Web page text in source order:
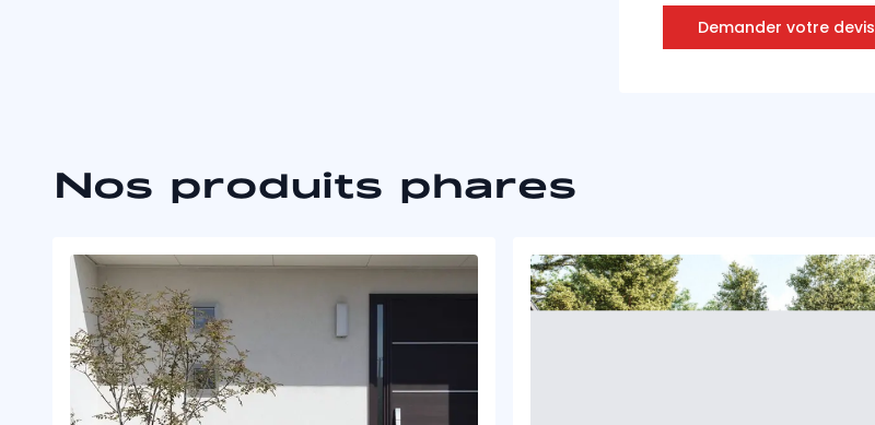
Demander votre devis
Nos produits phares